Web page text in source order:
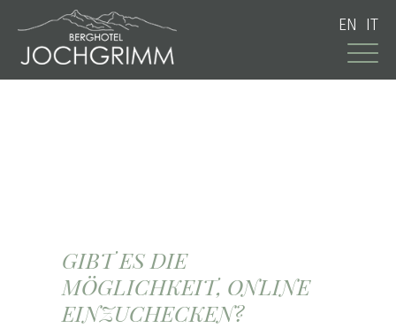
EN IT
GIBT ES DIE
MÖGLICHKEIT, ONLINE
EINZUCHECKEN?